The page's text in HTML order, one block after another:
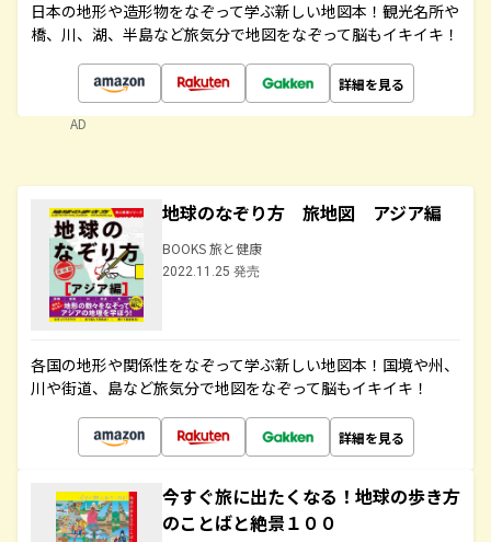
日本の地形や造形物をなぞって学ぶ新しい地図本！観光名所や
橋、川、湖、半島など旅気分で地図をなぞって脳もイキイキ！
詳細を見る
AD
地球のなぞり方 旅地図 アジア編
BOOKS 旅と健康
2022.11.25 発売
各国の地形や関係性をなぞって学ぶ新しい地図本！国境や州、
川や街道、島など旅気分で地図をなぞって脳もイキイキ！
詳細を見る
今すぐ旅に出たくなる！地球の歩き方
のことばと絶景１００